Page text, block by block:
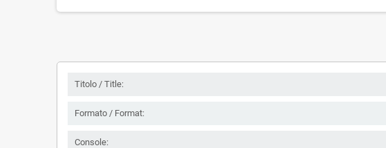
Titolo / Title:
Formato / Format:
Console: